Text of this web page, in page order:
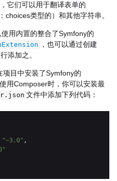
它们可以用于翻译表单的
类型的）和其他字符串。
用内置的整合了Symfony的
，也可以通过创建
添加之。
目中安装了Symfony的
用Composer时，你可以安装最
文件中添加下列代码：
"~3.0" ,